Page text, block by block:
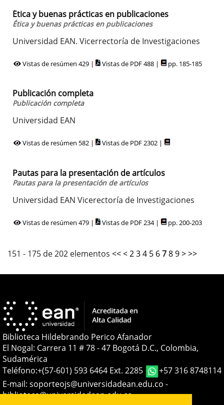
Ética y buenas prácticas en publicaciones
Ética y buenas prácticas en publicaciones
Universidad EAN. Vicerrectoría de Investigaciones
Vistas de resúmen 429 | Vistas de PDF 488 | pp. 185-185
Publicación completa
Publicación completa
Universidad EAN
Vistas de resúmen 582 | Vistas de PDF 2302 |
Pautas para la presentación de artículos
Pautas para la presentación de artículos
Universidad EAN Vicerectoría de Investigaciones
Vistas de resúmen 479 | Vistas de PDF 234 | pp. 200-203
151 - 175 de 202 elementos <<<234 5 6789>>>
Biblioteca Hildebrando Perico Afanador
El Nogal: Carrera 11 # 78 - 47 Bogotá D.C., Colombia,
Sudamérica
Teléfono:+(57-601) 593 6464 Ext. 2285
+57 316 8748114
E-mail: soporteojs@universidadean.edu.co -
biblioteca@universidadean.edu.co